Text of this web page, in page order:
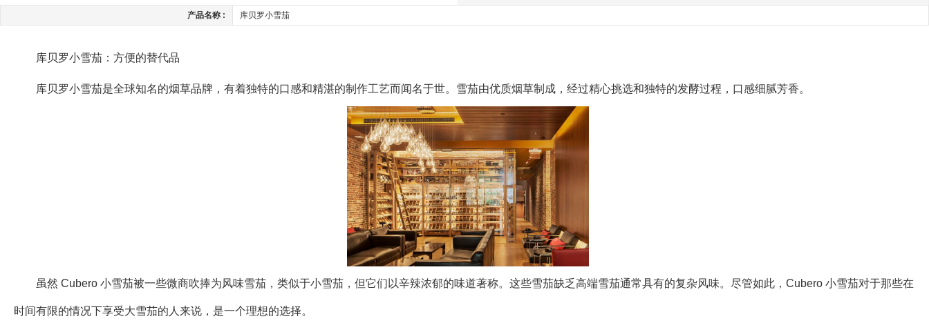
产品名称 : 库贝罗小雪茄
库贝罗小雪茄：方便的替代品
库贝罗小雪茄是全球知名的烟草品牌，有着独特的口感和精湛的制作工艺而闻名于世。雪茄由优质烟草制成，经过精心挑选和独特的发酵过程，口感细腻芳香。
虽然 Cubero 小雪茄被一些微商吹捧为风味雪茄，类似于小雪茄，但它们以辛辣浓郁的味道著称。这些雪茄缺乏高端雪茄通常具有的复杂风味。尽管如此，Cubero 小雪茄对于那些在
时间有限的情况下享受大雪茄的人来说，是一个理想的选择。